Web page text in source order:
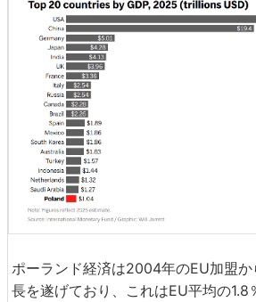
ポーランド経済は2004年のEU加盟
長を遂げており、これはEU平均の1.8